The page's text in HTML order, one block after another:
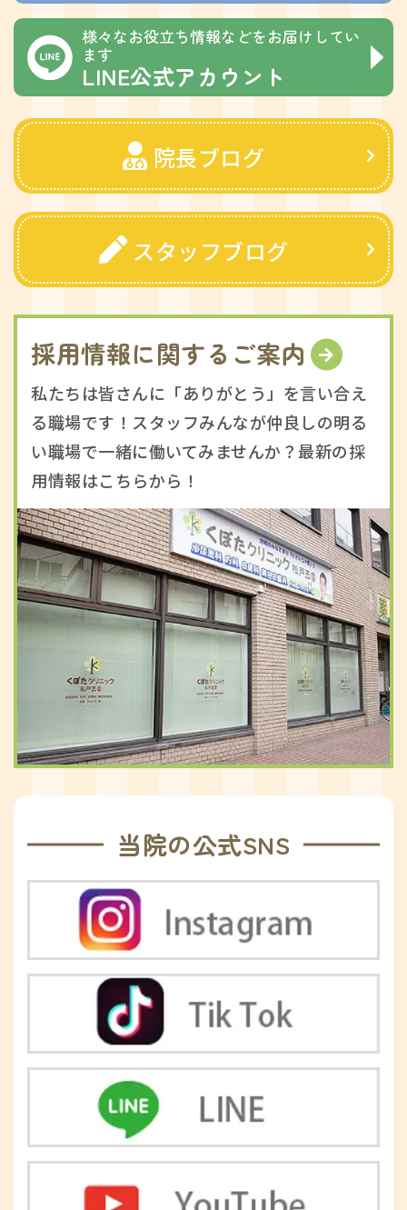
様々なお役立ち情報などをお届けしてい
ます
LINE公式アカウント
院長ブログ
スタッフブログ
採用情報に関するご案内
私たちは皆さんに「ありがとう」を言い合え
る職場です！スタッフみんなが仲良しの明る
い職場で一緒に働いてみませんか？最新の採
用情報はこちらから！
当院の公式SNS